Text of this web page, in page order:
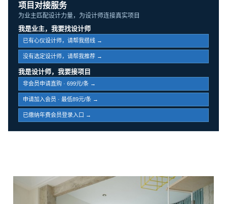
项目对接服务
为业主匹配设计力量，为设计师连接真实项目
我是业主，我要找设计师
已有心仪设计师，请帮我搭线 →
没有选定设计师，请帮我推荐 →
我是设计师，我要接项目
非会员申请直购 · 699元/条 →
申请加入会员 · 最低89元/条 →
已缴纳年费会员登录入口 →